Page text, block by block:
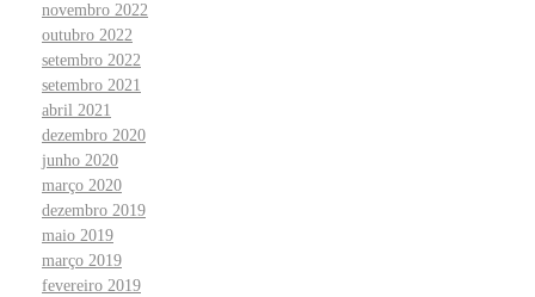
novembro 2022
outubro 2022
setembro 2022
setembro 2021
abril 2021
dezembro 2020
junho 2020
março 2020
dezembro 2019
maio 2019
março 2019
fevereiro 2019